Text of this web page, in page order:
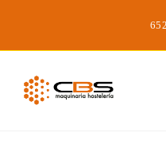
contenido